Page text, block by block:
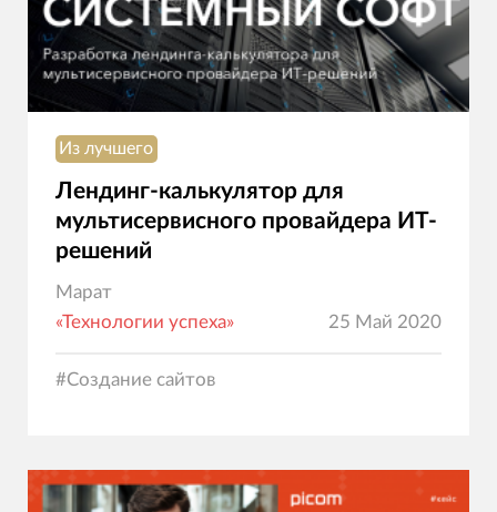
Из лучшего
Лендинг-калькулятор для
мультисервисного провайдера ИТ-
решений
Марат
«Технологии успеха»
25 Май 2020
#Создание сайтов